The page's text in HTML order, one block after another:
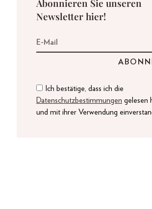
Abonnieren Sie unseren
Newsletter hier!
Ich bestätige, dass ich die
Datenschutzbestimmungen gelesen
und mit ihrer Verwendung